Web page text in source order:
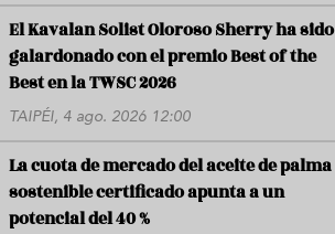
El Kavalan Solist Oloroso Sherry ha sido
galardonado con el premio Best of the
Best en la TWSC 2026
TAIPÉI, 4 ago. 2026 12:00
La cuota de mercado del aceite de palma
sostenible certificado apunta a un
potencial del 40 %